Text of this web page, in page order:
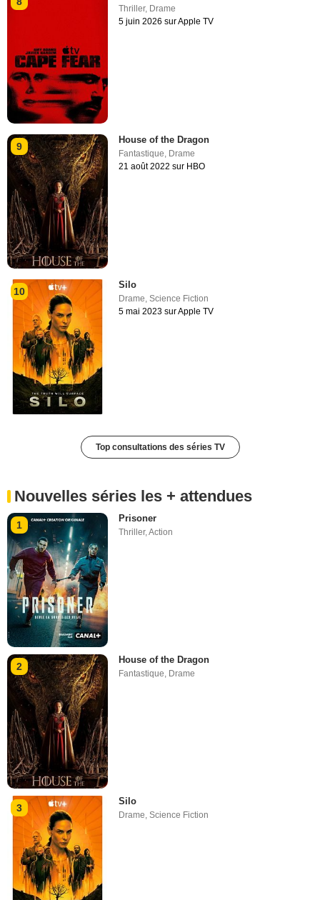
Thriller, Drame
5 juin 2026 sur Apple TV
9
House of the Dragon
Fantastique, Drame
21 août 2022 sur HBO
10
Silo
Drame,Science Fiction
5 mai 2023 sur Apple TV
Top consultations des séries TV
Nouvelles séries les + attendues
1
Prisoner
Thriller,Action
2
House of the Dragon
Fantastique, Drame
3
Silo
Drame,Science Fiction